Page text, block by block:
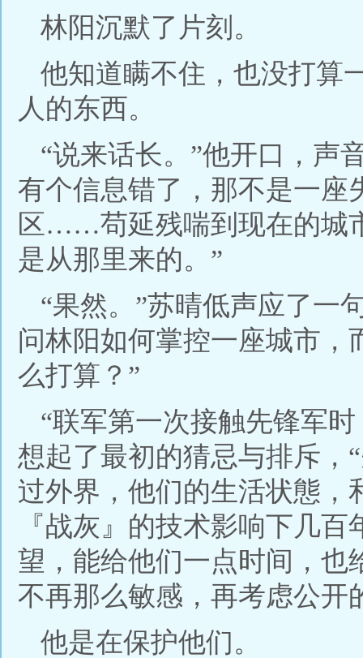
林阳沉默了片刻。
他知道瞒不住，也没打算
人的东西。
“说来话长。”他开口，声
有个信息错了，那不是一座
区……苟延残喘到现在的城
是从那里来的。”
“果然。”苏晴低声应了一
问林阳如何掌控一座城市，
么打算？”
“联军第一次接触先锋军
想起了最初的猜忌与排斥，
过外界，他们的生活状態，
『战灰』的技术影响下几
望，能给他们一点时间，也
不再那么敏感，再考虑公开
他是在保护他们。